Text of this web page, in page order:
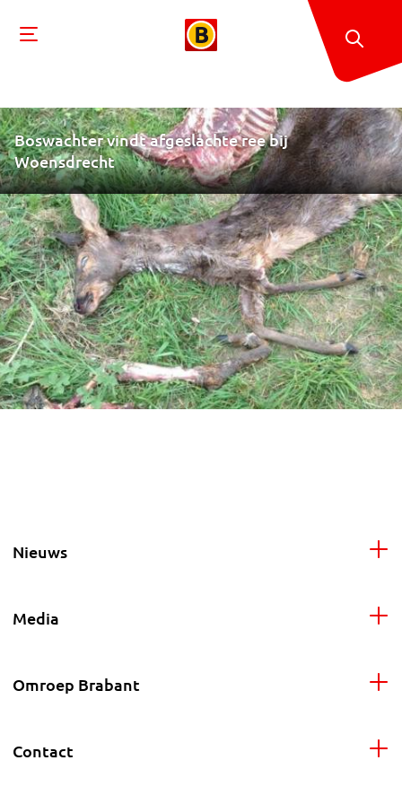
Boswachter vindt afgeslachte ree bij
Woensdrecht
Nieuws
Media
Omroep Brabant
Contact